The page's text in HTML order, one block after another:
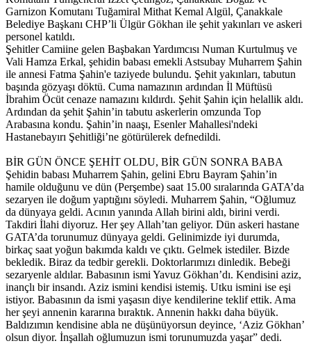
Garnizon Komutanı Tuğamiral Mithat Kemal Algül, Çanakkale
Belediye Başkanı CHP’li Ülgür Gökhan ile şehit yakınları ve askeri
personel katıldı.
Şehitler Camiine gelen Başbakan Yardımcısı Numan Kurtulmuş ve
Vali Hamza Erkal, şehidin babası emekli Astsubay Muharrem Şahin
ile annesi Fatma Şahin'e taziyede bulundu. Şehit yakınları, tabutun
başında gözyaşı döktü. Cuma namazının ardından İl Müftüsü
İbrahim Öcüt cenaze namazını kıldırdı. Şehit Şahin için helallik aldı.
Ardından da şehit Şahin’in tabutu askerlerin omzunda Top
Arabasına kondu. Şahin’in naaşı, Esenler Mahallesi'ndeki
Hastanebayırı Şehitliği’ne götürülerek defnedildi.
BİR GÜN ÖNCE ŞEHİT OLDU, BİR GÜN SONRA BABA
Şehidin babası Muharrem Şahin, gelini Ebru Bayram Şahin’in
hamile olduğunu ve dün (Perşembe) saat 15.00 sıralarında GATA’da
sezaryen ile doğum yaptığını söyledi. Muharrem Şahin, “Oğlumuz
da dünyaya geldi. Acının yanında Allah birini aldı, birini verdi.
Takdiri İlahi diyoruz. Her şey Allah’tan geliyor. Dün askeri hastane
GATA’da torunumuz dünyaya geldi. Gelinimizde iyi durumda,
birkaç saat yoğun bakımda kaldı ve çıktı. Gelmek istediler. Bizde
bekledik. Biraz da tedbir gerekli. Doktorlarımızı dinledik. Bebeği
sezaryenle aldılar. Babasının ismi Yavuz Gökhan’dı. Kendisini aziz,
inançlı bir insandı. Aziz ismini kendisi istemiş. Utku ismini ise eşi
istiyor. Babasının da ismi yaşasın diye kendilerine teklif ettik. Ama
her şeyi annenin kararına bıraktık. Annenin hakkı daha büyük.
Baldızımın kendisine abla ne düşünüyorsun deyince, ‘Aziz Gökhan’
olsun diyor. İnşallah oğlumuzun ismi torunumuzda yaşar” dedi.